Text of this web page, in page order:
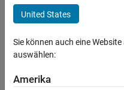
Customer Support
Education Sales
Inside Sales
Sales Operations
Marketing
+8
Derzeit
United States
Sie können auch eine
auswählen:
Amerika